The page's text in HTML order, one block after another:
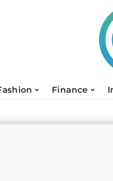
Finance